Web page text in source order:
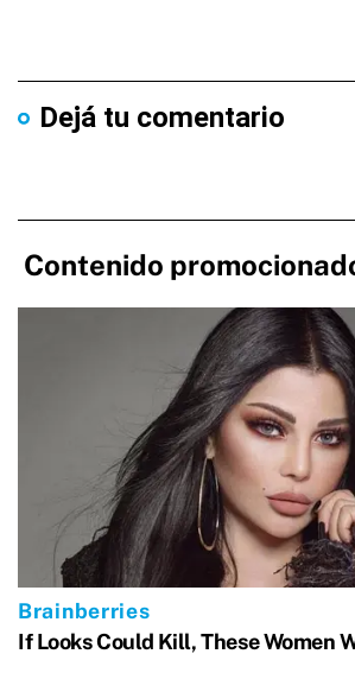
Dejá tu comentario